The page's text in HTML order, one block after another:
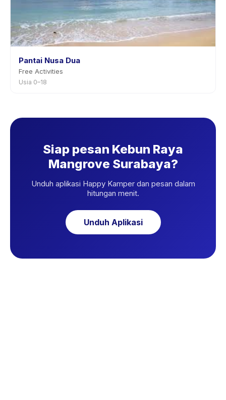
Pantai Nusa Dua
Free Activities
Usia 0–18
Siap pesan Kebun Raya
Mangrove Surabaya?
Unduh aplikasi Happy Kamper dan pesan dalam
hitungan menit.
Unduh Aplikasi